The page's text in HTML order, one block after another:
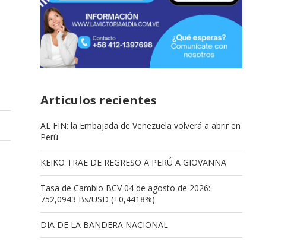
Artículos recientes
AL FIN: la Embajada de Venezuela volverá a abrir en
Perú
KEIKO TRAE DE REGRESO A PERÚ A GIOVANNA
Tasa de Cambio BCV 04 de agosto de 2026:
752,0943 Bs/USD (+0,4418%)
DIA DE LA BANDERA NACIONAL